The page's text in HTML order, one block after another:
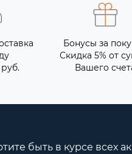
Бонусы за
Скидка 5% от
Вашего
быть в курсе всех